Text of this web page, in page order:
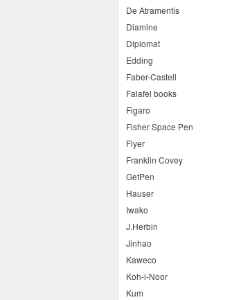
De Atramentis
Diamine
Diplomat
Edding
Faber-Castell
Falafel books
Figaro
Fisher Space Pen
Flyer
Franklin Covey
GetPen
Hauser
Iwako
J.Herbin
Jinhao
Kaweco
Koh-i-Noor
Kum
Pilot Super Grip G F